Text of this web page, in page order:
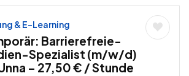
& E-Learning
Barrierefreie-
Spezialist (m/w/d)
– 27,50 € / Stunde